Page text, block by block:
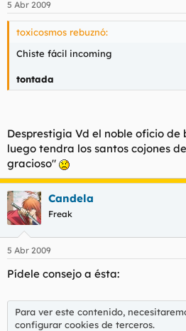
5 Abr 2009
toxicosmos rebuznó:
Chiste fácil incoming
tontada
Desprestigia Vd el noble oficio de
luego tendra los santos cojones
gracioso"
Candela
Freak
5 Abr 2009
Pídele consejo a ésta:
Para ver este contenido,
configurar cookies de terceros.